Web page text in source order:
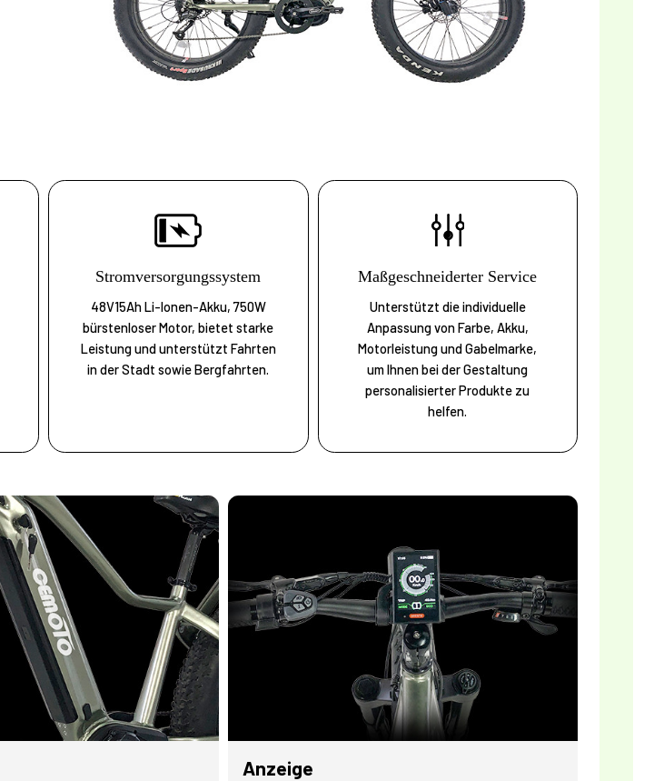
Stromversorgungssystem
48V15Ah Li-Ionen-Akku, 750W
bürstenloser Motor, bietet starke
Leistung und unterstützt Fahrten
in der Stadt sowie Bergfahrten.
Maßgeschneiderter Service
Unterstützt die individuelle
Anpassung von Farbe, Akku,
Motorleistung und Gabelmarke,
um Ihnen bei der Gestaltung
personalisierter Produkte zu
helfen.
Anzeige